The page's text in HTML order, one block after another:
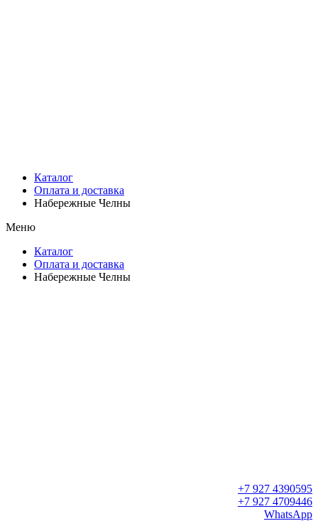
Каталог
Оплата и доставка
Набережные Челны
Меню
Каталог
Оплата и доставка
Набережные Челны
+7 927 4390595
+7 927 4709446
WhatsApp